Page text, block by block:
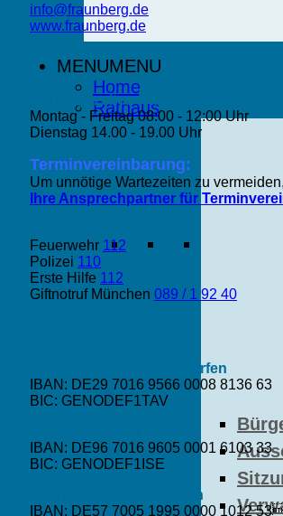
MENUMENU
Home
Rathaus
info@fraunberg.de
www.fraunberg.de
Öffnungszeiten Rathaus
Montag - Freitag 08:00 - 12:00 Uhr
Dienstag 14.00 - 19.00 Uhr
Terminvereinbarung:
Um unnötige Wartezeiten zu
Ihre Ansprechpartner für
Feuerwehr 112
Polizei 110
Erste Hilfe 112
Giftnotruf München 089 / 1 92 40
VR-Bank Taufkirchen-Dorfen
IBAN: DE29 7016 9566 0008 8136 63
BIC: GENODEF1TAV
IBAN: DE96 7016 9605 0001 6103 33
BIC: GENODEF1ISE
Sparkasse Erding-Dorfen
IBAN: DE57 7005 1995 0000 1012